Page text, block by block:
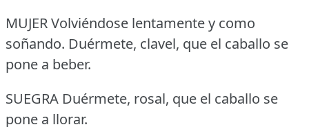
MUJER Volviéndose lentamente y como
soñando. Duérmete, clavel, que el caballo se
pone a beber.
SUEGRA Duérmete, rosal, que el caballo se
pone a llorar.